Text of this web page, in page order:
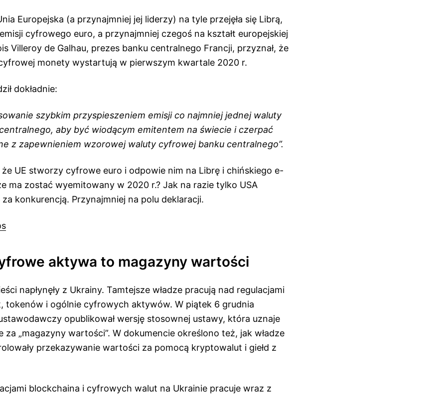
Europejska (a przynajmniej jej liderzy) na tyle przejęła się Librą,
cyfrowego euro, a przynajmniej czegoś na kształt europejskiej
Villeroy de Galhau, prezes banku centralnego Francji, przyznał, że
monety wystartują w pierwszym kwartale 2020 r.
dokładnie:
szybkim przyspieszeniem emisji co najmniej jednej waluty
aby być wiodącym emitentem na świecie i czerpać
z zapewnieniem wzorowej waluty cyfrowej banku centralnego”.
UE stworzy cyfrowe euro i odpowie nim na Librę i chińskiego e-
ma zostać wyemitowany w 2020 r.? Jak na razie tylko USA
konkurencją. Przynajmniej na polu deklaracji.
aktywa to magazyny wartości
napłynęły z Ukrainy. Tamtejsze władze pracują nad regulacjami
tokenów i ogólnie cyfrowych aktywów. W piątek 6 grudnia
opublikował wersję stosownej ustawy, która uznaje
„magazyny wartości”. W dokumencie określono też, jak władze
przekazywanie wartości za pomocą kryptowalut i giełd z
blockchaina i cyfrowych walut na Ukrainie pracuje wraz z